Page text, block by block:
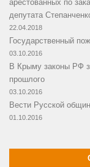
арестованных по
депутата
22.04.2018
Государственный
03.10.2016
В Крыму законы РФ
прошлого
03.10.2016
Вести Русской
01.10.2016